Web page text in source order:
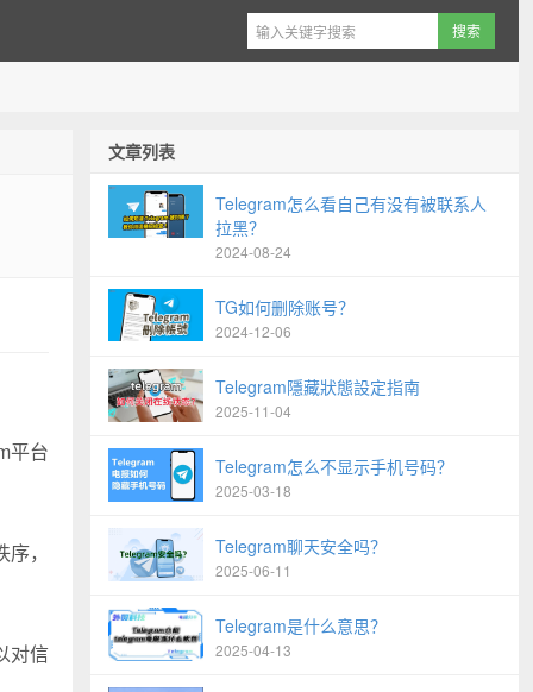
平台
，
对信
文章列表
Telegram怎么看自己有没有被联系人
拉黑？
2024-08-24
TG如何删除账号？
2024-12-06
Telegram隱藏狀態設定指南
2025-11-04
Telegram怎么不显示手机号码？
2025-03-18
Telegram聊天安全吗？
2025-06-11
Telegram是什么意思？
2025-04-13